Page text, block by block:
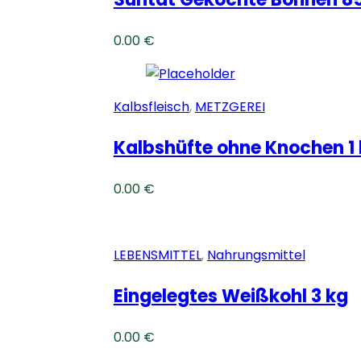
0.00 €
Kalbsfleisch, METZGEREI
Kalbshüfte ohne Knochen 1
0.00 €
LEBENSMITTEL, Nahrungsmittel
Eingelegtes Weißkohl 3 kg
0.00 €